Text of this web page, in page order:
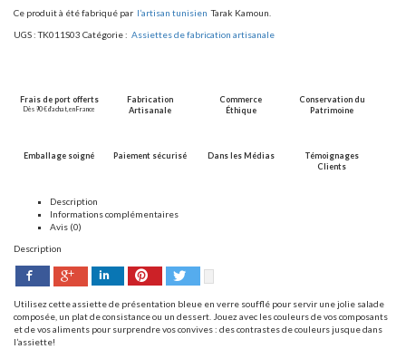
Ce produit à été fabriqué par l’artisan tunisien Tarak Kamoun.
UGS :TK011S03 Catégorie : Assiettes de fabrication artisanale
Frais de port offerts
Dès 90 € d’achat, en France
Fabrication
Artisanale
Commerce
Éthique
Conservation du
Patrimoine
Emballage soigné Paiement sécurisé Dans les Médias
Témoignages
Clients
Description
Informations complémentaires
Avis (0)
Description
Facebook Google+ LinkedIn Pinterest
Utilisez cette assiette de présentation bleue en verre soufflé pour servir une jolie salade
composée, un plat de consistance ou un dessert. Jouez avec les couleurs de vos composants
et de vos aliments pour surprendre vos convives : des contrastes de couleurs jusque dans
l’assiette!